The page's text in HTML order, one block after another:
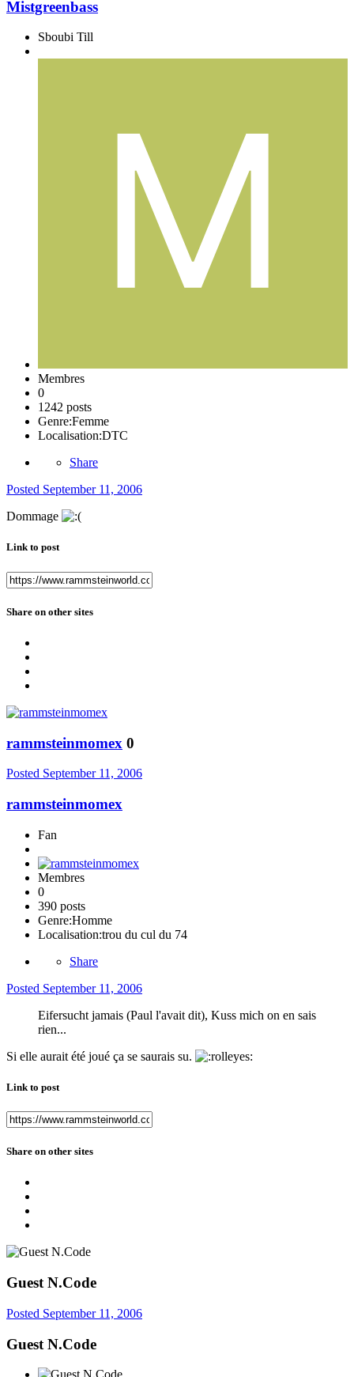
Mistgreenbass
Sboubi Till
Membres
0
1242 posts
Genre:Femme
Localisation:DTC
Share
Posted September 11, 2006
Dommage
Link to post
Share on other sites
rammsteinmomex 0
Posted September 11, 2006
rammsteinmomex
Fan
Membres
0
390 posts
Genre:Homme
Localisation:trou du cul du 74
Share
Posted September 11, 2006
Eifersucht jamais (Paul l'avait dit), Kuss mich on en sais
rien...
Si elle aurait été joué ça se saurais su.
Link to post
Share on other sites
Guest N.Code
Posted September 11, 2006
Guest N.Code